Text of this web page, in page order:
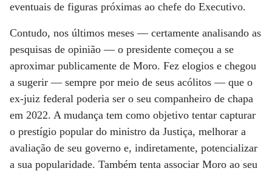
eventuais de figuras próximas ao chefe do Executivo.
Contudo, nos últimos meses — certamente analisando as
pesquisas de opinião — o presidente começou a se
aproximar publicamente de Moro. Fez elogios e chegou
a sugerir — sempre por meio de seus acólitos — que o
ex-juiz federal poderia ser o seu companheiro de chapa
em 2022. A mudança tem como objetivo tentar capturar
o prestígio popular do ministro da Justiça, melhorar a
avaliação de seu governo e, indiretamente, potencializar
a sua popularidade. Também tenta associar Moro ao seu